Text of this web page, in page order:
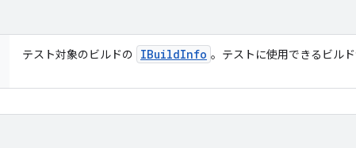
テスト対象のビルドの IBuildInfo 。テストに使用できるビル